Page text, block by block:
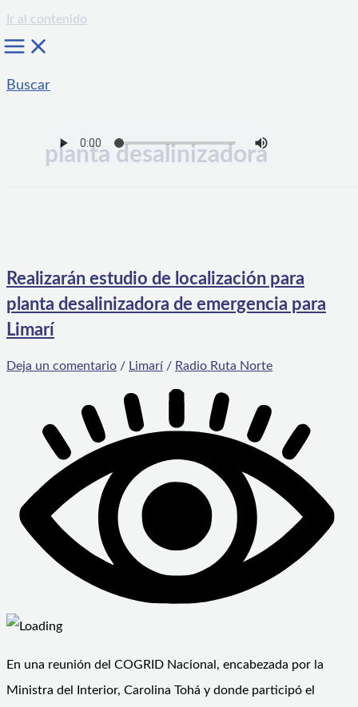
Ir al contenido
Buscar
planta desalinizadora
Realizarán estudio de localización para
planta desalinizadora de emergencia para
Limarí
Deja un comentario / Limarí / Radio Ruta Norte
En una reunión del COGRID Nacional, encabezada por la
Ministra del Interior, Carolina Tohá y donde participó el